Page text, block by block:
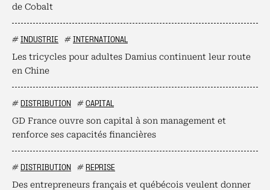
de Cobalt
# INDUSTRIE # INTERNATIONAL
Les tricycles pour adultes Damius continuent leur route
en Chine
# DISTRIBUTION # CAPITAL
GD France ouvre son capital à son management et
renforce ses capacités financières
# DISTRIBUTION # REPRISE
Des entrepreneurs français et québécois veulent donner